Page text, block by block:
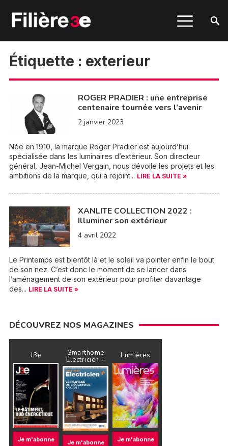
Étiquette : exterieur
ROGER PRADIER : une entreprise
centenaire tournée vers l’avenir
2 janvier 2023
Née en 1910, la marque Roger Pradier est aujourd’hui
spécialisée dans les luminaires d’extérieur. Son directeur
général, Jean-Michel Vergain, nous dévoile les projets et les
ambitions de la marque, qui a rejoint... LIRE LA SUITE »
XANLITE COLLECTION 2022 :
Illuminer son extérieur
4 avril 2022
Le Printemps est bientôt là et le soleil va pointer enfin le bout
de son nez. C’est donc le moment de se lancer dans
l’aménagement de son extérieur pour profiter davantage
des... LIRE LA SUITE »
DÉCOUVREZ NOS MAGAZINES
J3e
Je m'abonne
Smarthome
Électricien +
Je m'abonne
Lumières
Je m'abonne